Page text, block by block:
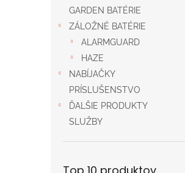
GARDEN BATÉRIE
ZÁLOŽNÉ BATÉRIE
ALARMGUARD
HAZE
NABÍJAČKY
PRÍSLUŠENSTVO
ĎALŠIE PRODUKTY
SLUŽBY